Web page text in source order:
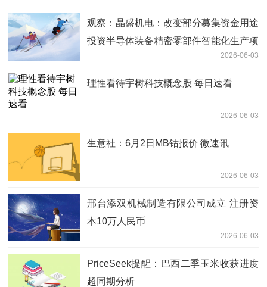
观察：晶盛机电：改变部分募集资金用途
投资半导体装备精密零部件智能化生产项
2026-06-03
理性看待宇树科技概念股 每日速看
2026-06-03
生意社：6月2日MB钴报价 微速讯
2026-06-03
邢台添双机械制造有限公司成立 注册资
本10万人民币
2026-06-03
PriceSeek提醒：巴西二季玉米收获进度
超同期分析